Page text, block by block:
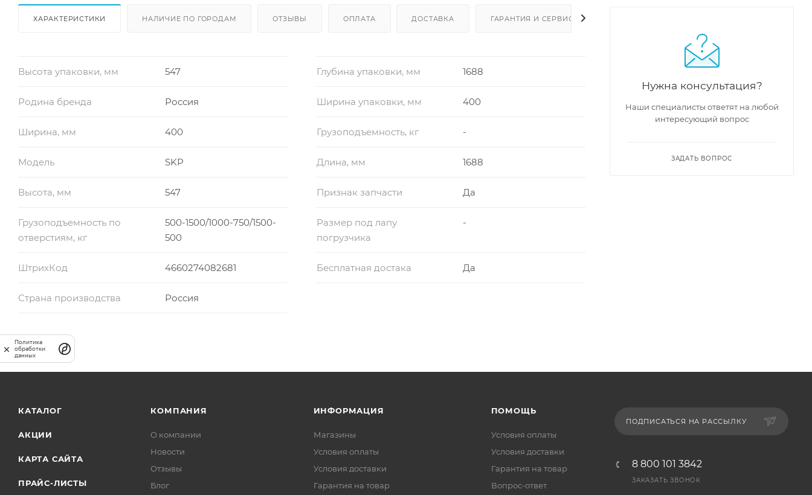
ХАРАКТЕРИСТИКИ НАЛИЧИЕ ПО ГОРОДАМ ОТЗЫВЫ ОПЛАТА ДОСТАВКА ГАРАНТИЯ И СЕРВИС
Высота упаковки, мм 547 Глубина упаковки, мм 1688
Родина бренда Россия Ширина упаковки, мм 400
Ширина, мм 400 Грузоподъемность, кг -
Модель SKP Длина, мм 1688
Высота, мм 547 Признак запчасти Да
Грузоподъемность по
отверстиям, кг
500-1500/1000-750/1500-
500
Размер под лапу
погрузчика
-
ШтрихКод 4660274082681 Бесплатная достака Да
Страна производства Россия
Нужна консультация?
Наши специалисты ответят на любой
интересующий вопрос
ЗАДАТЬ ВОПРОС
КАТАЛОГ
АКЦИИ
КАРТА САЙТА
ПРАЙС-ЛИСТЫ
КОМПАНИЯ
О компании
Новости
Отзывы
Блог
ИНФОРМАЦИЯ
Магазины
Условия оплаты
Условия доставки
Гарантия на товар
ПОМОЩЬ
Условия оплаты
Условия доставки
Гарантия на товар
Вопрос-ответ
ПОДПИСАТЬСЯ НА РАССЫЛКУ
8 800 101 3842
ЗАКАЗАТЬ ЗВОНОК
Политика
обработки
данных